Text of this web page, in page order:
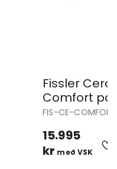
Fissler
Comfort
FIS-CE-
15.995
kr með VSK